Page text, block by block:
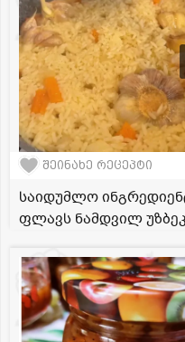
შეინახე რეცეპტი
საიდუმლო
ფლავს ნამდვილ